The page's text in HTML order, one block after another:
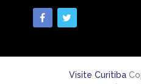
Visite Curitiba